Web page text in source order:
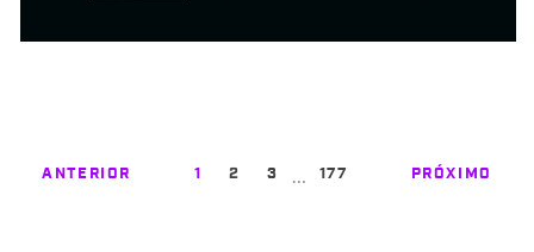
ANTERIOR 1 2 3 177 PRÓXIMO